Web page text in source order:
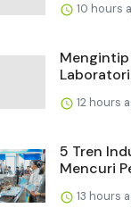
10 hours
Mengintip
12 hours
5 Tren
Mencuri
13 hours